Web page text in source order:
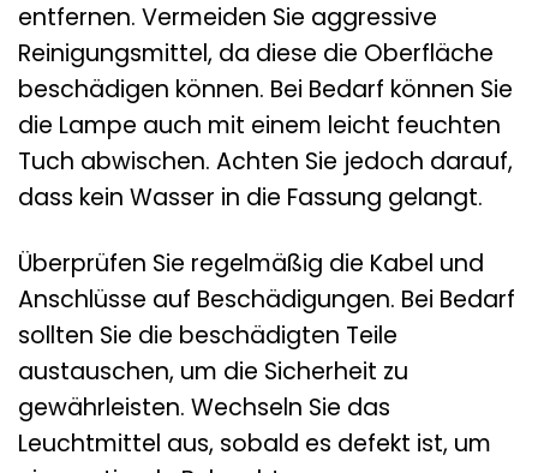
entfernen. Vermeiden Sie aggressive
Reinigungsmittel, da diese die Oberfläche
beschädigen können. Bei Bedarf können Sie
die Lampe auch mit einem leicht feuchten
Tuch abwischen. Achten Sie jedoch darauf,
dass kein Wasser in die Fassung gelangt.
Überprüfen Sie regelmäßig die Kabel und
Anschlüsse auf Beschädigungen. Bei Bedarf
sollten Sie die beschädigten Teile
austauschen, um die Sicherheit zu
gewährleisten. Wechseln Sie das
Leuchtmittel aus, sobald es defekt ist, um